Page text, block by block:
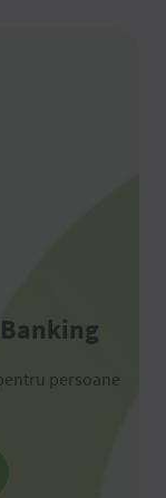
persoane